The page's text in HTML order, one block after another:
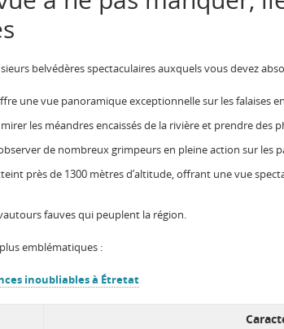
belvédères spectaculaires auxquels vous devez
une vue panoramique exceptionnelle sur les falaises
les méandres encaissés de la rivière et prendre des
de nombreux grimpeurs en pleine action sur les
près de 1300 mètres d’altitude, offrant une vue
fauves qui peuplent la région.
emblématiques :
inoubliables à Étretat